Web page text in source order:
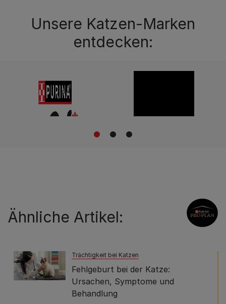
Unsere Katzen-Marken
entdecken:
1 2 3
Ähnliche Artikel:
Trächtigkeit bei Katzen
Fehlgeburt bei der Katze:
Ursachen, Symptome und
Behandlung